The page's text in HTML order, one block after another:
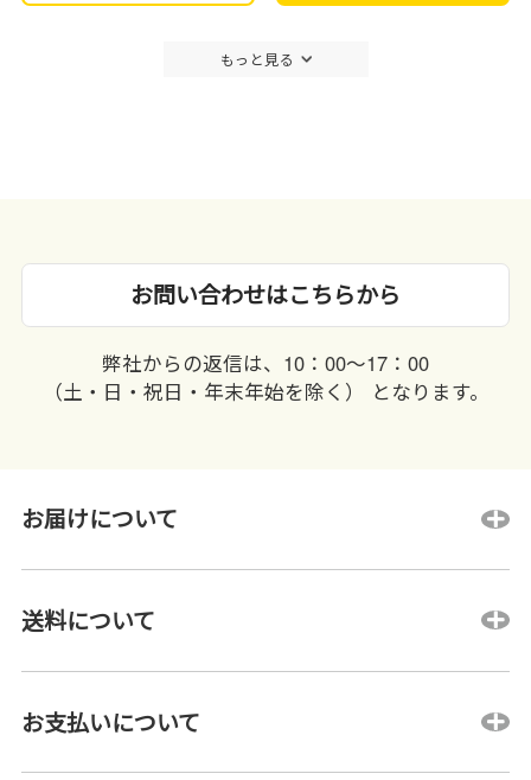
もっと見る
お問い合わせはこちらから
弊社からの返信は、10：00〜17：00
（土・日・祝日・年末年始を除く） となります。
お届けについて
送料について
お支払いについて